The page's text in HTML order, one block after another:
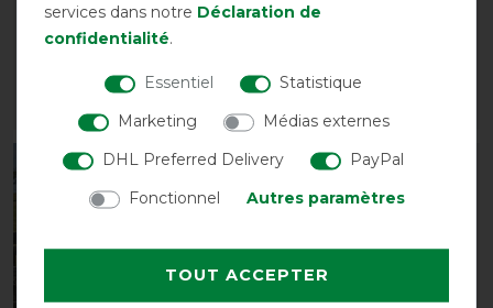
Sunride Wellington
49,85 € *
Couverture séchante
-10%
services dans notre Déclaration de
confidentialité.
Essentiel
Statistique
Marketing
Médias externes
DHL Preferred Delivery
PayPal
Fonctionnel
Autres paramètres
TOUT ACCEPTER